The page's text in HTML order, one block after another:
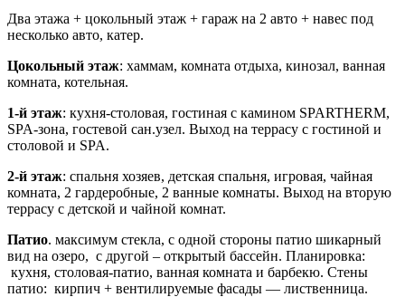
Два этажа + цокольный этаж + гараж на 2 авто + навес под
несколько авто, катер.
Цокольный этаж: хаммам, комната отдыха, кинозал, ванная
комната, котельная.
1-й этаж: кухня-столовая, гостиная с камином SPARTHERM,
SPA-зона, гостевой сан.узел. Выход на террасу с гостиной и
столовой и SPA.
2-й этаж: спальня хозяев, детская спальня, игровая, чайная
комната, 2 гардеробные, 2 ванные комнаты. Выход на вторую
террасу с детской и чайной комнат.
Патио. максимум стекла, с одной стороны патио шикарный
вид на озеро, с другой – открытый бассейн. Планировка:
кухня, столовая-патио, ванная комната и барбекю. Стены
патио: кирпич + вентилируемые фасады — лиственница.